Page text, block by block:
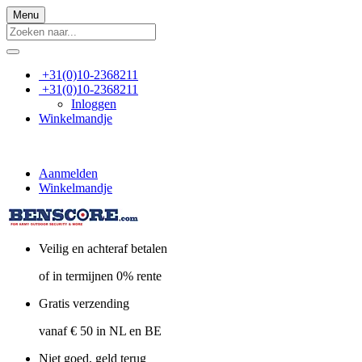
Menu
+31(0)10-2368211
+31(0)10-2368211
Inloggen
Winkelmandje
Aanmelden
Winkelmandje
Veilig en achteraf betalen
of in termijnen 0% rente
Gratis verzending
vanaf € 50 in NL en BE
Niet goed, geld terug